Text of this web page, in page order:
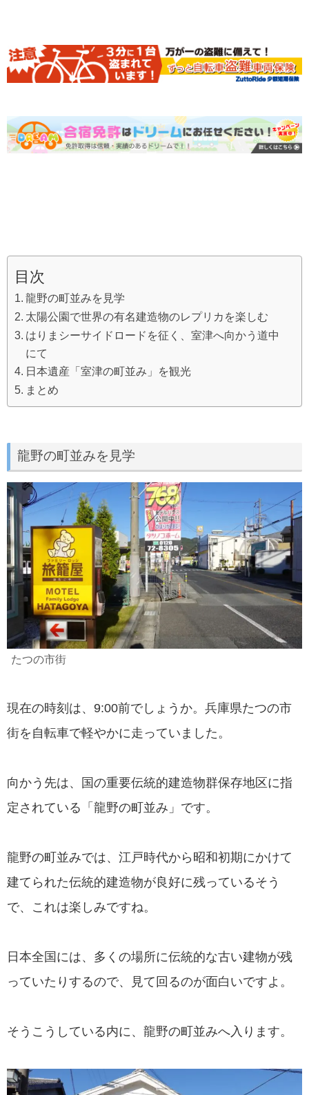
目次
龍野の町並みを見学
太陽公園で世界の有名建造物のレプリカを楽しむ
はりまシーサイドロードを征く、室津へ向かう道中
にて
日本遺産「室津の町並み」を観光
まとめ
龍野の町並みを見学
たつの市街
現在の時刻は、9:00前でしょうか。兵庫県たつの市
街を自転車で軽やかに走っていました。
向かう先は、国の重要伝統的建造物群保存地区に指
定されている「龍野の町並み」です。
龍野の町並みでは、江戸時代から昭和初期にかけて
建てられた伝統的建造物が良好に残っているそう
で、これは楽しみですね。
日本全国には、多くの場所に伝統的な古い建物が残
っていたりするので、見て回るのが面白いですよ。
そうこうしている内に、龍野の町並みへ入ります。